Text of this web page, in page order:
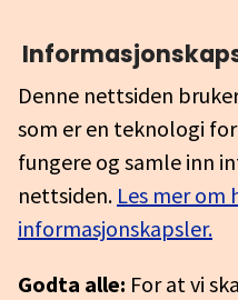
Denne nettsiden
som er en teknologi
fungere og samle inn
nettsiden. Les mer om
informasjonskapsler.
Godta alle: For at vi